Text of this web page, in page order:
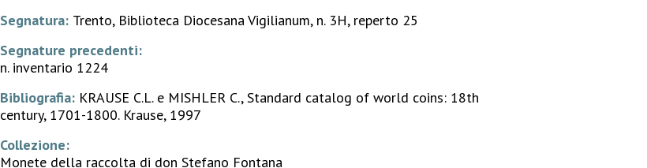
Segnatura: Trento, Biblioteca Diocesana Vigilianum, n. 3H, reperto 25
Segnature precedenti:
n. inventario 1224
Bibliografia: KRAUSE C.L. e MISHLER C., Standard catalog of world coins: 18th
century, 1701-1800. Krause, 1997
Collezione:
Monete della raccolta di don Stefano Fontana